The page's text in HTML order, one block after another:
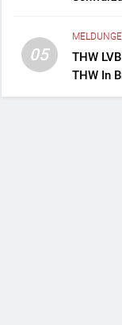
05
THW
THW In
Zwei